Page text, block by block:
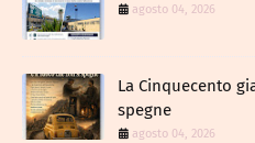
agosto 04, 2026
La Cinquecento
spegne
agosto 04, 2026